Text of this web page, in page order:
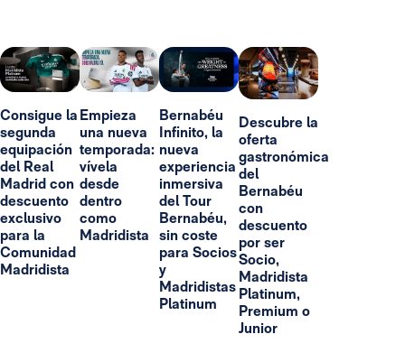
Consigue la
segunda
equipación
del Real
Madrid con
descuento
exclusivo
para la
Comunidad
Madridista
Empieza
una nueva
temporada:
vívela
desde
dentro
como
Madridista
Bernabéu
Infinito, la
nueva
experiencia
inmersiva
del Tour
Bernabéu,
sin coste
para Socios
y
Madridistas
Platinum
Descubre la
oferta
gastronómica
del
Bernabéu
con
descuento
por ser
Socio,
Madridista
Platinum,
Premium o
Junior